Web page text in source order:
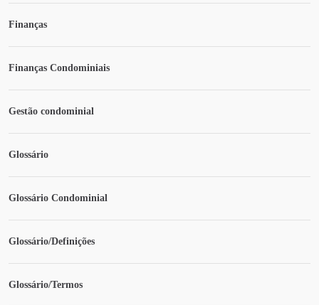
Finanças
Finanças Condominiais
Gestão condominial
Glossário
Glossário Condominial
Glossário/Definições
Glossário/Termos